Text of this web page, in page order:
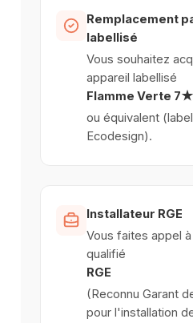
Remplacement
labellisé
Vous souhaitez
appareil labellisé
Flamme Verte 7★
ou équivalent
Ecodesign).
Installateur RGE
Vous faites appel
qualifié
RGE
(Reconnu Garant
pour l'installation